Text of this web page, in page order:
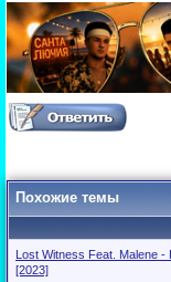
Похожие темы
Lost Witness Feat. Malene
[2023]